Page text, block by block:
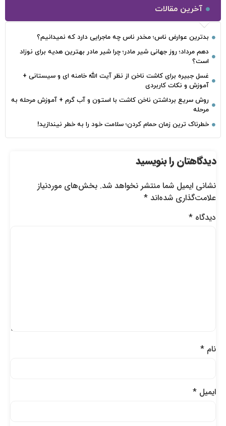
آخرین مقالات
بدترین عوارض ناس؛ مخدر ناس چه ماجرایی دارد که نمیدانیم؟
دهم مرداد؛ روز جهانی شیر مادر؛ چرا شیر مادر بهترین هدیه برای نوزاد
است؟
غسل جبیره برای کاشت ناخن از نظر آیت الله خامنه ای و سیستانی +
آموزش و نکات کاربردی
روش سریع برداشتن ناخن کاشت با استون و آب گرم + آموزش مرحله به
مرحله
خطرناک‌ ترین زمان‌ حمام کردن؛ سلامت خود را به خطر نیندازید!
دیدگاهتان را بنویسید
نشانی ایمیل شما منتشر نخواهد شد. بخش‌های موردنیاز
علامت‌گذاری شده‌اند*
دیدگاه*
نام*
ایمیل*